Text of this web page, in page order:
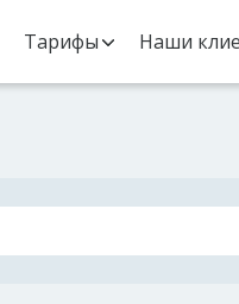
Тарифы Наши